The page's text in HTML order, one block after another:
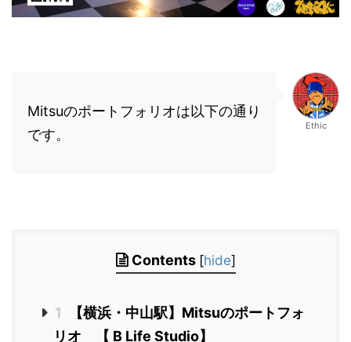
Mitsuのポートフォリオは以下の通り
です。
Ethic
Contents [hide]
1
【横浜・中山駅】Mitsuのポートフォ
リオ 【 B Life Studio】